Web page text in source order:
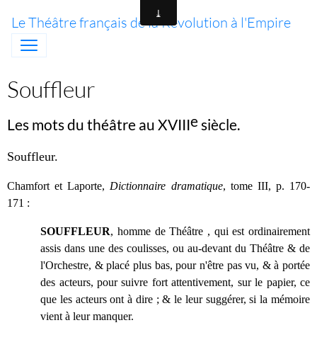
Le Théâtre français de la Révolution à l'Empire
Souffleur
Les mots du théâtre au XVIIIesiècle.
Souffleur.
Chamfort et Laporte, Dictionnaire dramatique, tome III, p. 170-
171 :
SOUFFLEUR, homme de Théâtre , qui est ordinairement
assis dans une des coulisses, ou au-devant du Théâtre & de
l'Orchestre, & placé plus bas, pour n'être pas vu, & à portée
des acteurs, pour suivre fort attentivement, sur le papier, ce
que les acteurs ont à dire ; & le leur suggérer, sila mémoire
vient à leur manquer.